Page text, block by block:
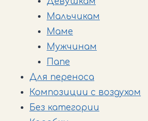
Мальчикам
Маме
Мужчинам
Папе
Для переноса
Композиции с воздухом
Без категории